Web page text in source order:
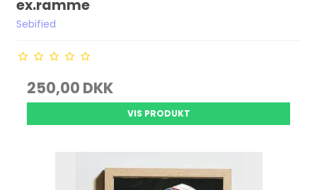
ex.ramme
Sebified
250,00 DKK
VIS PRODUKT